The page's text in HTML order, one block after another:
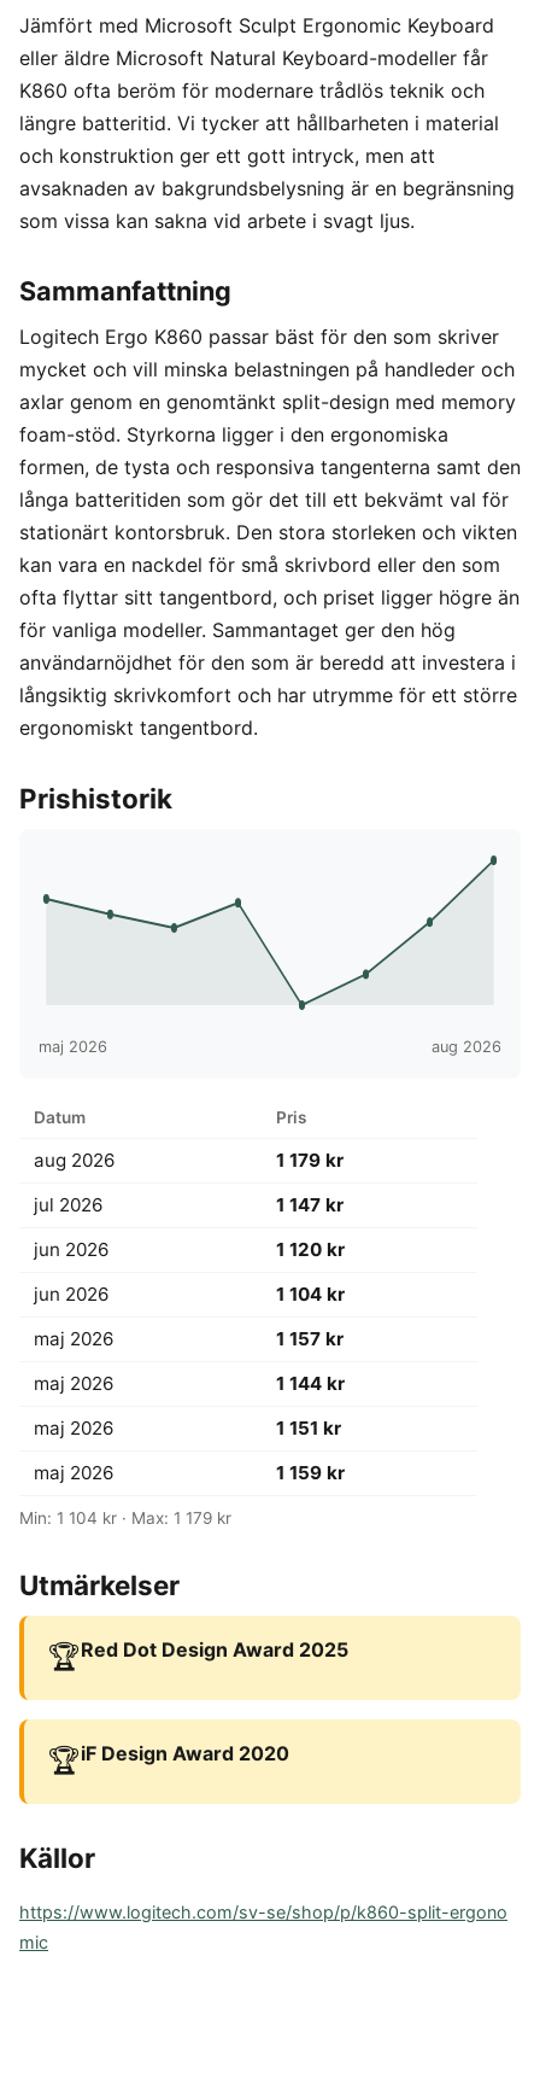
Jämfört med Microsoft Sculpt Ergonomic Keyboard
eller äldre Microsoft Natural Keyboard-modeller får
K860 ofta beröm för modernare trådlös teknik och
längre batteritid. Vi tycker att hållbarheten i material
och konstruktion ger ett gott intryck, men att
avsaknaden av bakgrundsbelysning är en begränsning
som vissa kan sakna vid arbete i svagt ljus.
Sammanfattning
Logitech Ergo K860 passar bäst för den som skriver
mycket och vill minska belastningen på handleder och
axlar genom en genomtänkt split-design med memory
foam-stöd. Styrkorna ligger i den ergonomiska
formen, de tysta och responsiva tangenterna samt den
långa batteritiden som gör det till ett bekvämt val för
stationärt kontorsbruk. Den stora storleken och vikten
kan vara en nackdel för små skrivbord eller den som
ofta flyttar sitt tangentbord, och priset ligger högre än
för vanliga modeller. Sammantaget ger den hög
användarnöjdhet för den som är beredd att investera i
långsiktig skrivkomfort och har utrymme för ett större
ergonomiskt tangentbord.
Prishistorik
maj 2026 aug 2026
Datum Pris
aug 2026
1 179 kr
jul 2026
1 147 kr
jun 2026
1 120 kr
jun 2026
1 104 kr
maj 2026
1 157 kr
maj 2026
1 144 kr
maj 2026
1 151 kr
maj 2026
1 159 kr
Min: 1 104 kr · Max: 1 179 kr
Utmärkelser
🏆Red Dot Design Award 2025
🏆iF Design Award 2020
Källor
https://www.logitech.com/sv-se/shop/p/k860-split-ergono
mic